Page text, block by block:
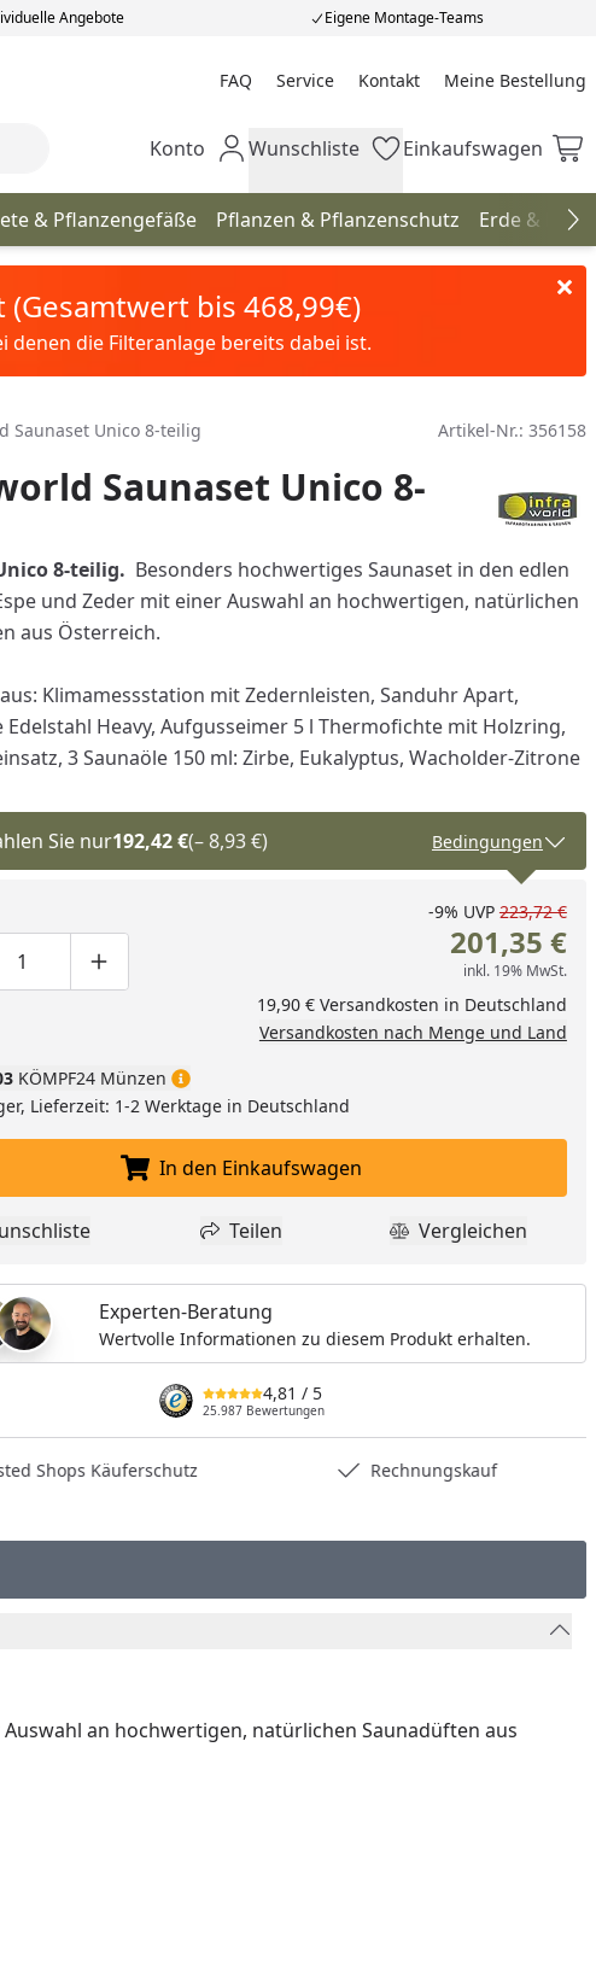
Angebote Eigene Montage-Teams
FAQ Service Kontakt Meine Bestellung
Meine Bestellung
Mein Konto
Konto Wunschliste
Wunschliste Einkaufswagen
Einkaufswagen
& Pflanzengefäße Pflanzen & Pflanzenschutz Erde &
bis 468,99€)
denen die Filteranlage bereits dabei ist.
Saunaset Unico 8-teilig Artikel-Nr.: 356158
hinzufügen
Saunaset Unico 8-
8-teilig. Besonders hochwertiges Saunaset in den edlen
und Zeder mit einer Auswahl an hochwertigen, natürlichen
aus Österreich.
Klimamessstation mit Zedernleisten, Sanduhr Apart,
Edelstahl Heavy, Aufgusseimer 5 l Thermofichte mit Holzring,
3 Saunaöle 150 ml: Zirbe, Eukalyptus, Wacholder-Zitrone
Sie nur192,42 €(– 8,93 €) Bedingungen
um eins verringern
Produktmenge manuell eingeben
Produktmenge um eins erhöhen
-9% UVP 223,72 €
201,35 €
inkl. 19% MwSt.
19,90 € Versandkosten in Deutschland
Versandkosten nach Menge und Land
KÖMPF24 Münzen
Lieferzeit: 1-2 Werktage in Deutschland
In den Einkaufswagen legen
In den Einkaufswagen
Produkt zur Wunschliste hinzufügen
Teilen
Teilen Produkt
Vergleichen
Experten-Beratung
Wertvolle Informationen zu diesem Produkt erhalten.
4,81 / 5
25.987 Bewertungen
Shops Käuferschutz Rechnungskauf
an hochwertigen, natürlichen Saunadüften aus